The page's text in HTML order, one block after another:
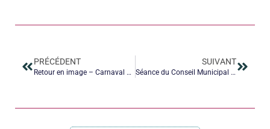
PRÉCÉDENT
Retour en image – Carnaval 2023
SUIVANT
Séance du Conseil Municipal le 13 Avril 2023